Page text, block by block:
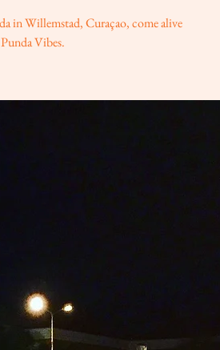
in Willemstad, Curaçao, come alive
Vibes.